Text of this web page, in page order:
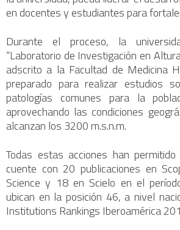
en docentes y estudiantes para
Durante el proceso, la
“Laboratorio de Investigación en
adscrito a la Facultad de Medicina
preparado para realizar estudios
patologías comunes para la
aprovechando las condiciones
alcanzan los 3200 m.s.n.m.
Todas estas acciones han
cuente con 20 publicaciones en
Science y 18 en Scielo en el
ubican en la posición 46, a nivel
Institutions Rankings Iberoamérica